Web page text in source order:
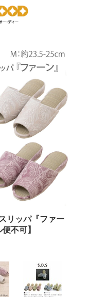
リッパ『ファー
不可】